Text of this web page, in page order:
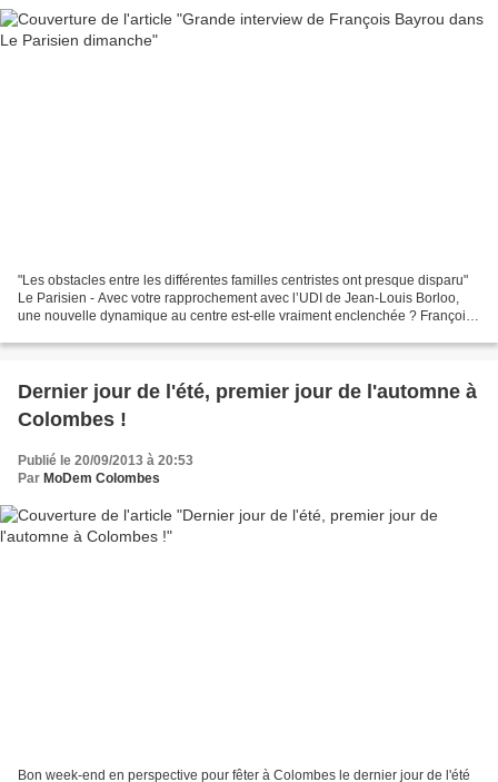
"Les obstacles entre les différentes familles centristes ont presque disparu"
Le Parisien - Avec votre rapprochement avec l’UDI de Jean-Louis Borloo,
une nouvelle dynamique au centre est-elle vraiment enclenchée ? François
Dernier jour de l'été, premier jour de l'automne à
Colombes !
Publié le 20/09/2013 à 20:53
Par MoDem Colombes
Bon week-end en perspective pour fêter à Colombes le dernier jour de l'été